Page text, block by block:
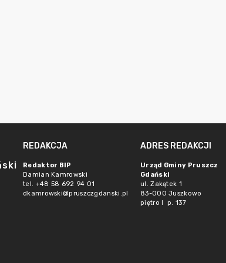
REDAKCJA
Redaktor BIP
Damian Kamrowski
tel. +48 58 692 94 01
dkamrowski@pruszczgdanski.pl
ADRES REDAKCJI
Urząd Gminy Pruszcz
Gdański
ul. Zakątek 1
83-000 Juszkowo
piętro I p. 137